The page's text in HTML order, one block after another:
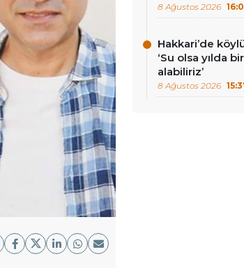
8 Ağustos 2026
Hakkari’de
‘Su olsa yılda
alabiliriz’
8 Ağustos 2026